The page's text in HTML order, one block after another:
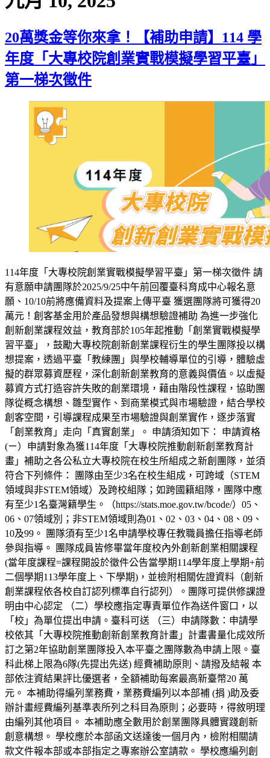
20萬獎金等你來拿！【補助申請】114 學
年度「大專校院創業實戰模擬學習平臺」
第一梯次徵件
114年度「大專校院創業實戰模擬學習平臺」第一梯次徵件 請
有意願申請團隊於2025/9/25中午前回覆臺科育成中心報名意
願、10/10前將應備資料及提案上傳平臺 獲選團隊將可獲得20
萬元！創客基金用於產品發想與構想驗證補助 為進一步強化
創新創業課程效益，教育部於105年起推動「創業實戰模擬學
習平臺」，鼓勵大專校院創新創業課程衍生的學生團隊投以構
想提案，透過平臺「教練團」與學校輔導單位的引導，體驗虛
擬的群眾募資歷程，深化創新創業教育的意義與價值。以虛擬
募資方式打造容許失敗的創業環境，藉由階段性課程，協助團
隊從概念構想、雛型實作、到商業模式與市場驗證，結合學校
創客空間，引導課程成果至市場驗證與創業實作，逐步落實
「創業教育」走向「真實創業」。 申請須知如下： 申請資格
(ㄧ）申請對象為獲114年度「大專校院推動創新創業教育計
畫」補助之各公私立大專校院在校生所組成之新創團隊，並須
符合下列條件： 團隊由至少3名在校生組成，可跨域（STEM
領域與非STEM領域）及跨校組隊；如跨國籍組隊，團隊中應
有至少1名臺灣籍學生。（https://stats.moe.gov.tw/bcode/）05、
06、07領域別；非STEM領域則為01、02、03、04、08、09、
10及99。 團隊須有至少1名申請學校專任教職員擔任指導老師
參與指導。 團隊成員皆修畢當年度校內外創新創業相關課程
(當年度課程=課程開設於徵件公告當學期114學年度上學期+前
二個學期113學年度上、下學期)，並檢附相關佐證資料（創新
創業課程依各校自訂認列標準自行認列）。團隊可提供修課證
明由中心認定 （二）學校應指定專責單位作為送件窗口，以
「校」為單位提出申請。臺科可送 （三）申請隊數：申請學
校依其「大專校院推動創新創業教育計畫」計畫書量化成效所
訂之第2年協助創業團隊投入本平臺之團隊數為申請上限。臺
科此梯上限為6隊(先提出先送) 經費補助原則、請撥及結報 本
部依注資結果評比優選者，全額補助每案最高新臺幣20 萬
元。 本補助得編列業務費，業務費編列以本部補 (捐 )助及委
辦計畫經費編列基準表所列之科目為原則；必要時，得敘明理
由編列其他項目。 本補助應全數用於創業團隊具體實踐創新
創意構想。 學校應於本部函文送達後一個月內，檢附相關請
款文件報本部或本部指定之專案辦公室請款。 學校應編列創